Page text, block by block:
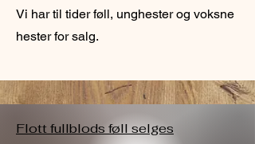
Vi har til tider føll, unghester og voksne
hester for salg.
Flott fullblods føll selges